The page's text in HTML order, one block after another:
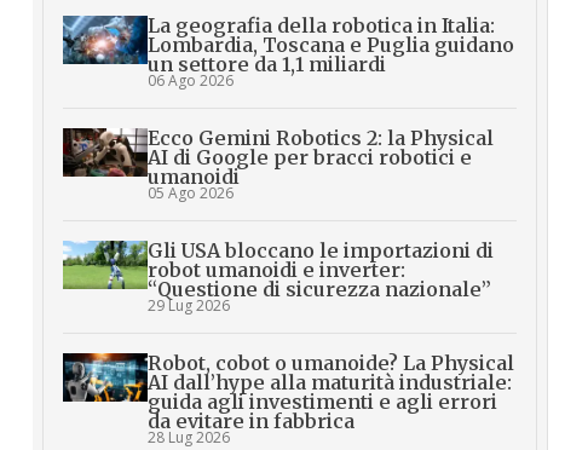
La geografia della robotica in Italia:
Lombardia, Toscana e Puglia guidano
un settore da 1,1 miliardi
06 Ago 2026
Ecco Gemini Robotics 2: la Physical
AI di Google per bracci robotici e
umanoidi
05 Ago 2026
Gli USA bloccano le importazioni di
robot umanoidi e inverter:
“Questione di sicurezza nazionale”
29 Lug 2026
Robot, cobot o umanoide? La Physical
AI dall’hype alla maturità industriale:
guida agli investimenti e agli errori
da evitare in fabbrica
28 Lug 2026